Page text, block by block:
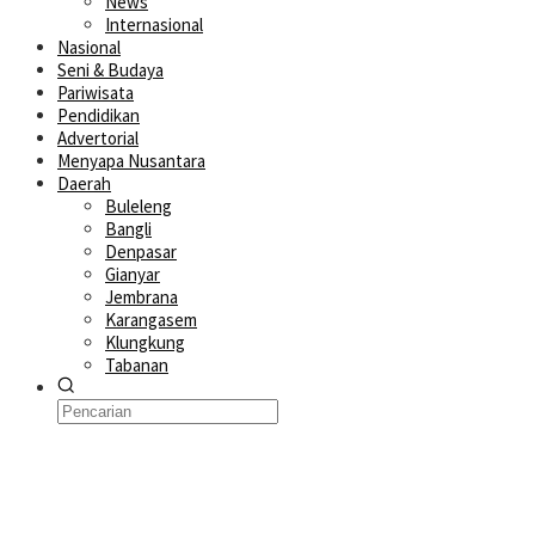
Internasional
Nasional
Seni & Budaya
Pariwisata
Pendidikan
Advertorial
Menyapa Nusantara
Daerah
Buleleng
Bangli
Denpasar
Gianyar
Jembrana
Karangasem
Klungkung
Tabanan